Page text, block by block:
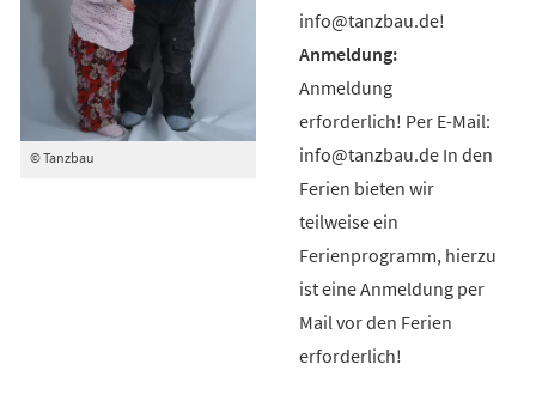
© Tanzbau
info@tanzbau.de!
Anmeldung
erforderlich! Per E-Mail:
info@tanzbau.de In den
Ferien bieten wir
teilweise ein
Ferienprogramm, hierzu
ist eine Anmeldung per
Mail vor den Ferien
erforderlich!